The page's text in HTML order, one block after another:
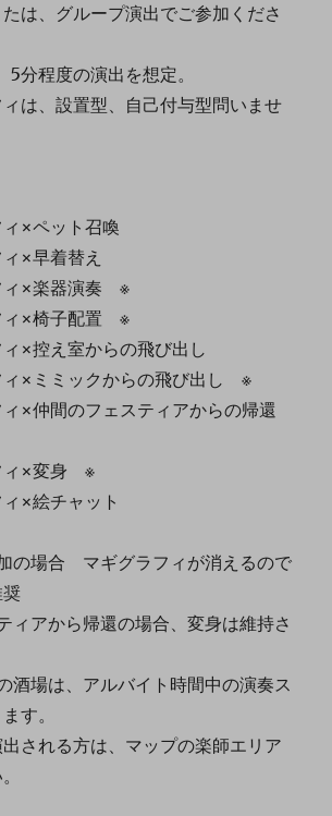
、グループ演出でご参加くださ
程度の演出を想定。
、設置型、自己付与型問いませ
×ペット召喚
×早着替え
×楽器演奏 ※
×椅子配置 ※
控え室からの飛び出し
×ミミックからの飛び出し ※
×仲間のフェスティアからの帰還
×変身 ※
×絵チャット
場合 マギグラフィが消えるので
から帰還の場合、変身は維持さ
は、アルバイト時間中の演奏ス
す。
る方は、マップの楽師エリア